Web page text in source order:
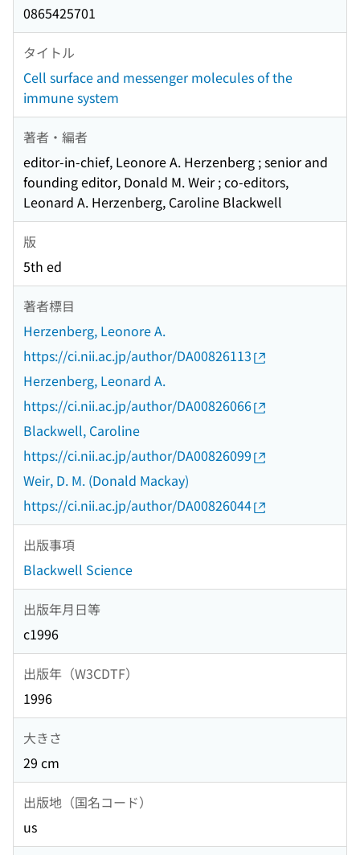
0865425701
タイトル
Cell surface and messenger molecules of the
immune system
著者・編者
editor-in-chief, Leonore A. Herzenberg ; senior and
founding editor, Donald M. Weir ; co-editors,
Leonard A. Herzenberg, Caroline Blackwell
版
5th ed
著者標目
Herzenberg, Leonore A.
https://ci.nii.ac.jp/author/DA00826113
Herzenberg, Leonard A.
https://ci.nii.ac.jp/author/DA00826066
Blackwell, Caroline
https://ci.nii.ac.jp/author/DA00826099
Weir, D. M. (Donald Mackay)
https://ci.nii.ac.jp/author/DA00826044
出版事項
Blackwell Science
出版年月日等
c1996
出版年（W3CDTF）
1996
大きさ
29 cm
出版地（国名コード）
us